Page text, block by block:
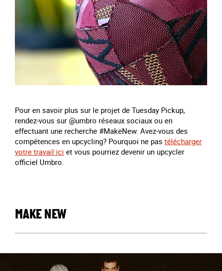
Pour en savoir plus sur le projet de Tuesday Pickup,
rendez-vous sur @umbro réseaux sociaux ou en
effectuant une recherche #MakeNew. Avez-vous des
compétences en upcycling? Pourquoi ne pas télécharger
votre travail ici et vous pourriez devenir un upcycler
officiel Umbro.
MAKE NEW